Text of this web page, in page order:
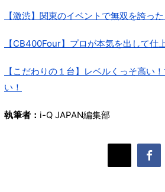
【激渋】関東のイベントで無双を誇っ
【CB400Four】プロが本気を出して仕
【こだわりの１台】レベルくっそ高い
い！
執筆者： i-Q JAPAN編集部